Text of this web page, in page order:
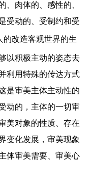
、肉体的、感性的、
受动的、受制约和受
的改造客观世界的生
以积极主动的姿态去
利用特殊的传达方式
是审美主体主动性的
动的，主体的一切审
美对象的性质、存在
变化发展，审美现象
体审美需要、审美心